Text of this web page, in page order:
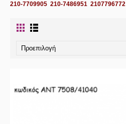
210-7709905 210-7486951 2107796772